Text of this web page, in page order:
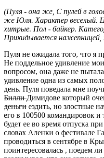
(Пуля - она же, С пулей в
же Юля. Характер веселый.
хитрые. Пол - байкер.
Прикидывается нажепницей,
Пуля не ожидала того, что я
Не поддельное удивление
вопросом, она даже не
удивление одна из самых
день. Пуля поведала мне
БиллиДимидове который
деньги ездить, но злостные
его в 100500 командировок и
будет ее во время отпуска
словах Аленки о фестивале
проводиться в сентябре в
поинтересовалась , поедем